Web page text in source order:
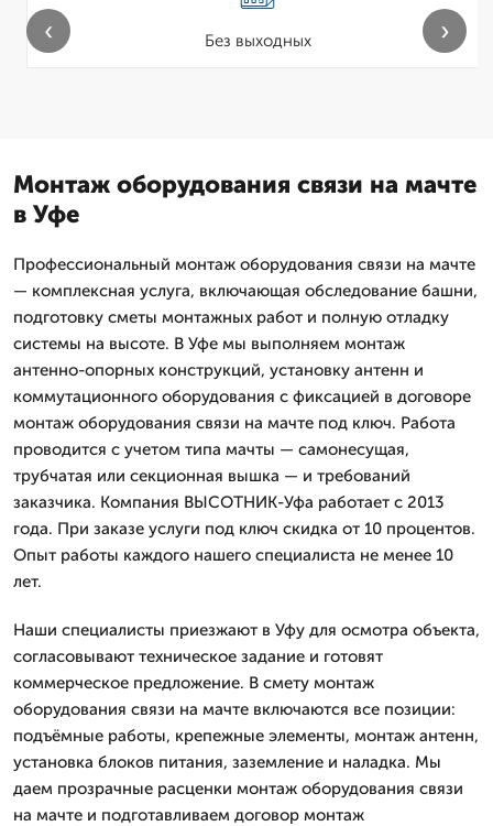
Без выходных
‹ ›
Монтаж оборудования связи на мачте
в Уфе
Профессиональный монтаж оборудования связи на мачте
— комплексная услуга, включающая обследование башни,
подготовку сметы монтажных работ и полную отладку
системы на высоте. В Уфе мы выполняем монтаж
антенно-опорных конструкций, установку антенн и
коммутационного оборудования с фиксацией в договоре
монтаж оборудования связи на мачте под ключ. Работа
проводится с учетом типа мачты — самонесущая,
трубчатая или секционная вышка — и требований
заказчика. Компания ВЫСОТНИК-Уфа работает с 2013
года. При заказе услуги под ключ скидка от 10 процентов.
Опыт работы каждого нашего специалиста не менее 10
лет.
Наши специалисты приезжают в Уфу для осмотра объекта,
согласовывают техническое задание и готовят
коммерческое предложение. В смету монтаж
оборудования связи на мачте включаются все позиции:
подъёмные работы, крепежные элементы, монтаж антенн,
установка блоков питания, заземление и наладка. Мы
даем прозрачные расценки монтаж оборудования связи
на мачте и подготавливаем договор монтаж